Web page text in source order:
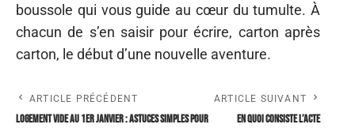
boussole qui vous guide au cœur du tumulte. À
chacun de s’en saisir pour écrire, carton après
carton, le début d’une nouvelle aventure.
ARTICLE PRÉCÉDENT
Logement vide au 1er janvier : astuces simples pour
ARTICLE SUIVANT
En quoi consiste l’acte